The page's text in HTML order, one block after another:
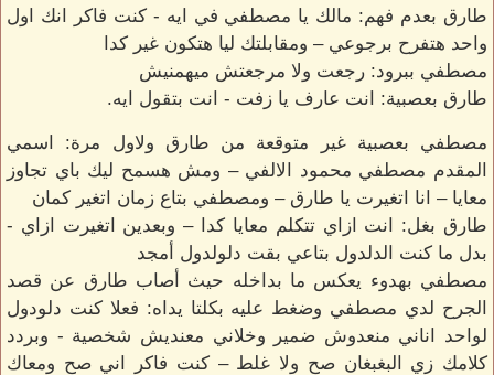
طارق بعدم فهم: مالك يا مصطفي في ايه - كنت فاكر انك اول
واحد هتفرح برجوعي – ومقابلتك ليا هتكون غير كدا
مصطفي ببرود: رجعت ولا مرجعتش ميهمنيش
طارق بعصبية: انت عارف يا زفت - انت بتقول ايه.
مصطفي بعصبية غير متوقعة من طارق ولاول مرة: اسمي
المقدم مصطفي محمود الالفي – ومش هسمح ليك باي تجاوز
معايا – انا اتغيرت يا طارق – ومصطفي بتاع زمان اتغير كمان
طارق بغل: انت ازاي تتكلم معايا كدا – وبعدين اتغيرت ازاي -
بدل ما كنت الدلدول بتاعي بقت دلولدول أمجد
مصطفي بهدوء يعكس ما بداخله حيث أصاب طارق عن قصد
الجرح لدي مصطفي وضغط عليه بكلتا يداه: فعلا كنت دلودول
لواحد اناني منعدوش ضمير وخلاني معنديش شخصية - وبردد
كلامك زي البغبغان صح ولا غلط – كنت فاكر اني صح ومعاك